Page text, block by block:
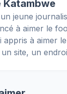
Katambwe
jeune
à aimer le
appris à aimer
site, un